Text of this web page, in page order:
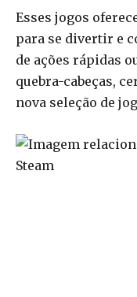
Esses jogos
para se divertir e
de ações rápidas
quebra-cabeças,
nova seleção de